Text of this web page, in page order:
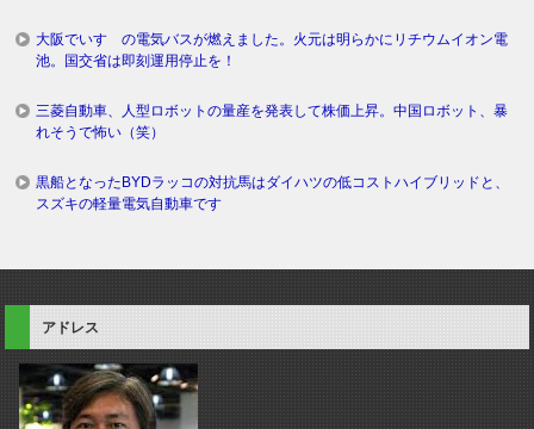
大阪でいすゞの電気バスが燃えました。火元は明らかにリチウムイオン電
池。国交省は即刻運用停止を！
三菱自動車、人型ロボットの量産を発表して株価上昇。中国ロボット、暴
れそうで怖い（笑）
黒船となったBYDラッコの対抗馬はダイハツの低コストハイブリッドと、
スズキの軽量電気自動車です
アドレス